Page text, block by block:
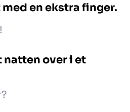
en ekstra finger.
natten over i et